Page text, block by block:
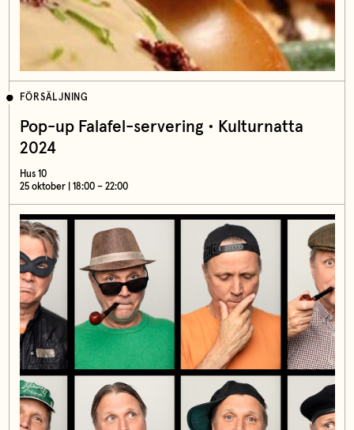
FÖRSÄLJNING
Pop-up Falafel-servering • Kulturnatta
2024
Hus 10
25 oktober | 18:00 – 22:00